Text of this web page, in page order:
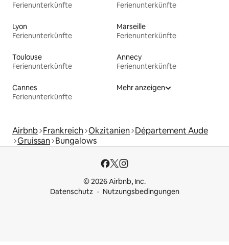
Ferienunterkünfte
Ferienunterkünfte
Lyon
Ferienunterkünfte
Marseille
Ferienunterkünfte
Toulouse
Ferienunterkünfte
Annecy
Ferienunterkünfte
Cannes
Ferienunterkünfte
Mehr anzeigen
Airbnb Frankreich Okzitanien Département Aude
Gruissan Bungalows
© 2026 Airbnb, Inc.
Datenschutz
Nutzungsbedingungen